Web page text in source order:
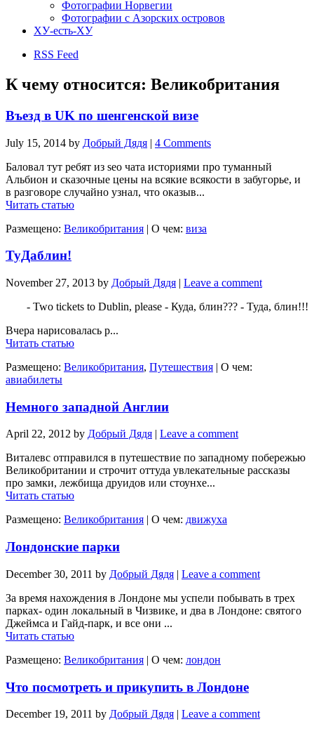
Фотографии Норвегии
Фотографии с Азорских островов
ХУ-есть-ХУ
RSS Feed
К чему относится: Великобритания
Въезд в UK по шенгенской визе
July 15, 2014 by Добрый Дядя | 4 Comments
Баловал тут ребят из seo чата историями про туманный
Альбион и сказочные цены на всякие всякости в забугорье, и
в разговоре случайно узнал, что оказыв...
Читать статью
Размещено: Великобритания | О чем: виза
ТуДаблин!
November 27, 2013 by Добрый Дядя | Leave a comment
- Two tickets to Dublin, please - Куда, блин??? - Туда, блин!!!
Вчера нарисовалась р...
Читать статью
Размещено: Великобритания, Путешествия | О чем:
авиабилеты
Немного западной Англии
April 22, 2012 by Добрый Дядя | Leave a comment
Виталевс отправился в путешествие по западному побережью
Великобритании и строчит оттуда увлекательные рассказы
про замки, лежбища друидов или стоунхе...
Читать статью
Размещено: Великобритания | О чем: движуха
Лондонские парки
December 30, 2011 by Добрый Дядя | Leave a comment
За время нахождения в Лондоне мы успели побывать в трех
парках- один локальный в Чизвике, и два в Лондоне: святого
Джеймса и Гайд-парк, и все они ...
Читать статью
Размещено: Великобритания | О чем: лондон
Что посмотреть и прикупить в Лондоне
December 19, 2011 by Добрый Дядя | Leave a comment